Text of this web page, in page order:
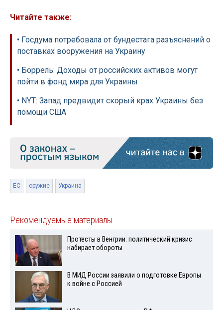
Читайте также:
• Госдума потребовала от бундестага разъяснений о
поставках вооружения на Украину
• Боррель: Доходы от российских активов могут
пойти в фонд мира для Украины
• NYT: Запад предвидит скорый крах Украины без
помощи США
ЕС оружие Украина
Рекомендуемые материалы
Протесты в Венгрии: политический кризис
набирает обороты
В МИД России заявили о подготовке Европы
к войне с Россией